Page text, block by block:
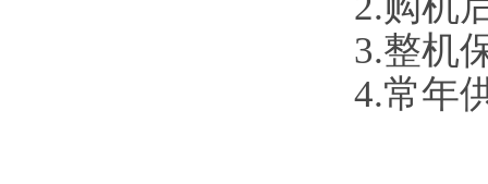
3.整机
4.常年